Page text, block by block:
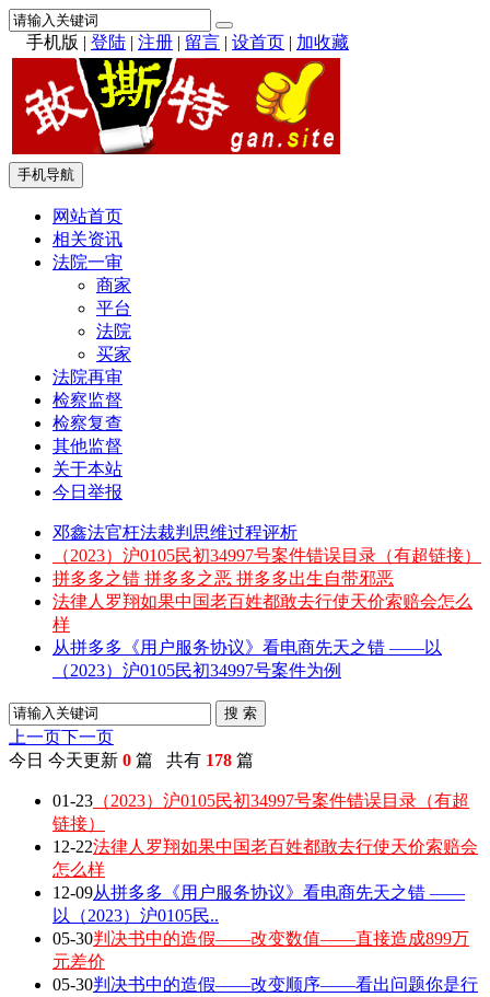
手机版 | 登陆 | 注册 | 留言 | 设首页 | 加收藏
手机导航
网站首页
相关资讯
法院一审
商家
平台
法院
买家
法院再审
检察监督
检察复查
其他监督
关于本站
今日举报
邓鑫法官枉法裁判思维过程评析
（2023）沪0105民初34997号案件错误目录（有超链接）
拼多多之错 拼多多之恶 拼多多出生自带邪恶
法律人罗翔如果中国老百姓都敢去行使天价索赔会怎么
样
从拼多多《用户服务协议》看电商先天之错 ——以
（2023）沪0105民初34997号案件为例
搜 索
上一页下一页
今日 今天更新 0 篇 共有 178 篇
01-23 （2023）沪0105民初34997号案件错误目录（有超
链接）
12-22法律人罗翔如果中国老百姓都敢去行使天价索赔会
怎么样
12-09从拼多多《用户服务协议》看电商先天之错 ——
以（2023）沪0105民..
05-30判决书中的造假——改变数值——直接造成899万
元差价
05-30判决书中的造假——改变顺序——看出问题你是行